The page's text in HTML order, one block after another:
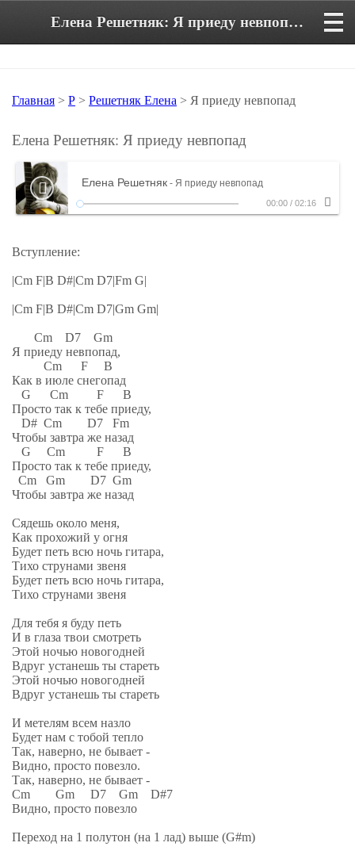
Елена Решетняк: Я приеду невпопад. Аккорды и текст песни
Главная > Р > Решетняк Елена > Я приеду невпопад
Елена Решетняк: Я приеду невпопад
Елена Решетняк - Я приеду невпопад
00:00 / 02:16
Вступление:
|Cm F|B D#|Cm D7|Fm G|
|Cm F|B D#|Cm D7|Gm Gm|
Cm D7 Gm
Я приеду невпопад,
Cm F B
Как в июле снегопад
G Cm F B
Просто так к тебе приеду,
D# Cm D7 Fm
Чтобы завтра же назад
G Cm F B
Просто так к тебе приеду,
Cm Gm D7 Gm
Чтобы завтра же назад
Сядешь около меня,
Как прохожий у огня
Будет петь всю ночь гитара,
Тихо струнами звеня
Будет петь всю ночь гитара,
Тихо струнами звеня
Для тебя я буду петь
И в глаза твои смотреть
Этой ночью новогодней
Вдруг устанешь ты стареть
Этой ночью новогодней
Вдруг устанешь ты стареть
И метелям всем назло
Будет нам с тобой тепло
Так, наверно, не бывает -
Видно, просто повезло.
Так, наверно, не бывает -
Cm Gm D7 Gm D#7
Видно, просто повезло
Переход на 1 полутон (на 1 лад) выше (G#m)